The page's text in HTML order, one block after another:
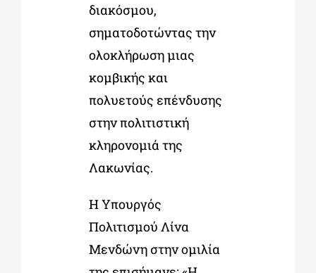
διακόσμου,
σηματοδοτώντας την
ολοκλήρωση μιας
κομβικής και
πολυετούς επένδυσης
στην πολιτιστική
κληρονομιά της
Λακωνίας.
Η Υπουργός
Πολιτισμού Λίνα
Μενδώνη στην ομιλία